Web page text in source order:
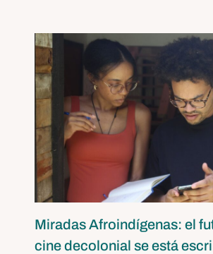
Miradas Afroindígenas: el
cine decolonial se está